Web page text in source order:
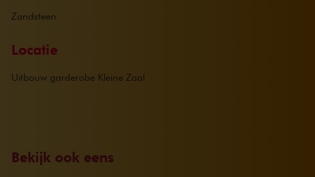
Zandsteen
Locatie
Uitbouw garderobe Kleine Zaal
Bekijk ook eens